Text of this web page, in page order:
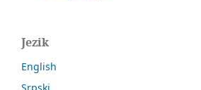
Jezik
English